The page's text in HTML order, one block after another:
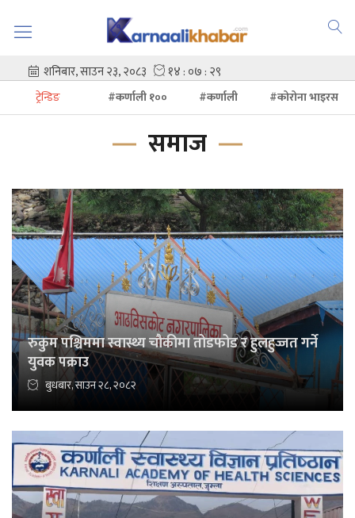
ट्रेन्डिङ #कर्णाली १०० #कर्णाली #कोरोना भाइरस
समाज
रुकुम पश्चिममा स्वास्थ्य चौकीमा तोडफोड र हुलहुज्जत गर्ने
युवक पक्राउ
बुधबार, साउन २८, २०८२